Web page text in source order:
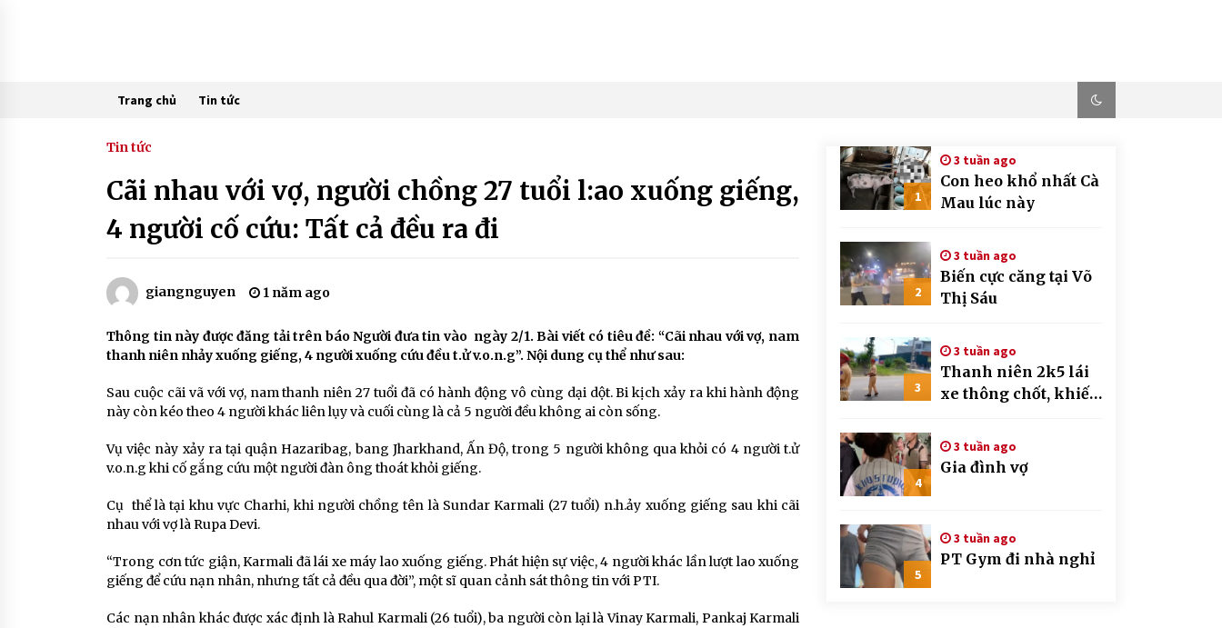
Trang chủ Tin tức
Tin tức
Cãi nhau với vợ, người chồng 27 tuổi l:ao xuống giếng,
4 người cố cứu: Tất cả đều ra đi
giangnguyen 1 năm ago
Thông tin này được đăng tải trên báo Người đưa tin vào ngày 2/1. Bài viết có tiêu đề: “Cãi nhau với vợ, nam
thanh niên nhảy xuống giếng, 4 người xuống cứu đều t.ử v.o.n.g”. Nội dung cụ thể như sau:
Sau cuộc cãi vã với vợ, nam thanh niên 27 tuổi đã có hành động vô cùng dại dột. Bi kịch xảy ra khi hành động
này còn kéo theo 4 người khác liên lụy và cuối cùng là cả 5 người đều không ai còn sống.
Vụ việc này xảy ra tại quận Hazaribag, bang Jharkhand, Ấn Độ, trong 5 người không qua khỏi có 4 người t.ử
v.o.n.g khi cố gắng cứu một người đàn ông thoát khỏi giếng.
Cụ thể là tại khu vực Charhi, khi người chồng tên là Sundar Karmali (27 tuổi) n.h.ảy xuống giếng sau khi cãi
nhau với vợ là Rupa Devi.
“Trong cơn tức giận, Karmali đã lái xe máy lao xuống giếng. Phát hiện sự việc, 4 người khác lần lượt lao xuống
giếng để cứu nạn nhân, nhưng tất cả đều qua đời”, một sĩ quan cảnh sát thông tin với PTI.
Các nạn nhân khác được xác định là Rahul Karmali (26 tuổi), ba người còn lại là Vinay Karmali, Pankaj Karmali
1
3 tuần ago
Con heo khổ nhất Cà
Mau lúc này
2
3 tuần ago
Biến cực căng tại Võ
Thị Sáu
3
3 tuần ago
Thanh niên 2k5 lái
xe thông chốt, khiến
mấy giây
4
3 tuần ago
Gia đình vợ
5
3 tuần ago
PT Gym đi nhà nghỉ